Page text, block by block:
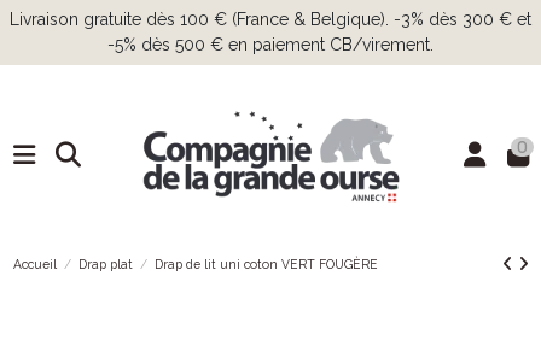
Livraison gratuite dès 100 € (France & Belgique). -3% dès 300 € et
-5% dès 500 € en paiement CB/virement.
0
Accueil Drap plat Drap de lit uni coton VERT FOUGÈRE